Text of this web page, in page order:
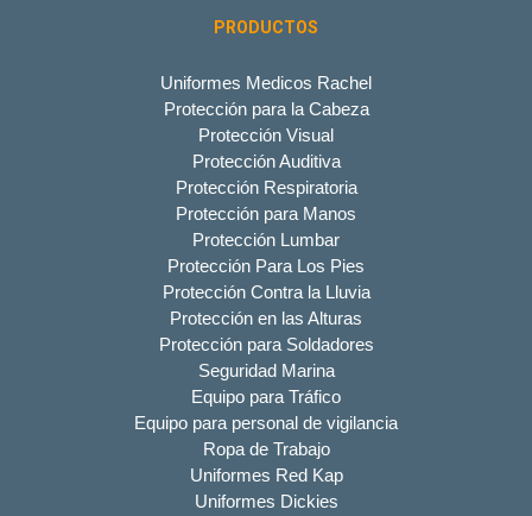
PRODUCTOS
Uniformes Medicos Rachel
Protección para la Cabeza
Protección Visual
Protección Auditiva
Protección Respiratoria
Protección para Manos
Protección Lumbar
Protección Para Los Pies
Protección Contra la Lluvia
Protección en las Alturas
Protección para Soldadores
Seguridad Marina
Equipo para Tráfico
Equipo para personal de vigilancia
Ropa de Trabajo
Uniformes Red Kap
Uniformes Dickies